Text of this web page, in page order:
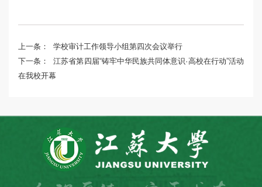
上一条：
学校审计工作领导小组第四次会议举行
下一条：
江苏省第四届“铸牢中华民族共同体意识·高校在行动”活动
在我校开幕